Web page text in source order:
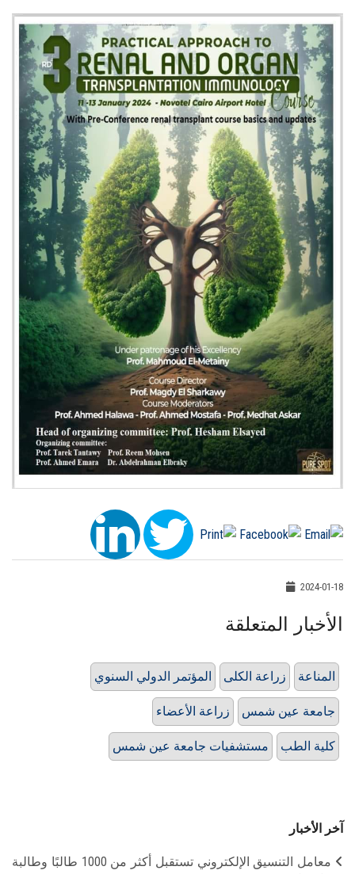
2024-01-18
الأخبار المتعلقة
المؤتمر الدولي السنوي زراعة الكلى المناعة
زراعة الأعضاء جامعة عين شمس
مستشفيات جامعة عين شمس كلية الطب
آخر الأخبار
معامل التنسيق الإلكتروني تستقبل أكثر من 1000 طالبًا وطالبة